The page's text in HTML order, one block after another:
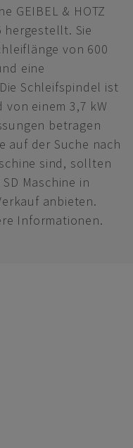
GEIBEL & HOTZ
hergestellt. Sie
von 600
eine
Schleifspindel ist
einem 3,7 kW
betragen
auf der Suche nach
sind, sollten
SD Maschine in
anbieten.
Informationen.